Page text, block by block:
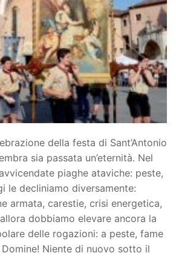
della festa di Sant’Antonio
sia passata un’eternità. Nel
piaghe ataviche: peste,
le decliniamo diversamente:
armata, carestie, crisi energetica,
dobbiamo elevare ancora la
delle rogazioni: a peste, fame
Niente di nuovo sotto il